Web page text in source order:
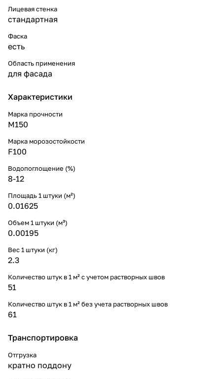
Лицевая стенка
стандартная
Фаска
есть
Область применения
для фасада
Характеристики
Марка прочности
М150
Марка морозостойкости
F100
Водопоглощение (%)
8-12
Площадь 1 штуки (м²)
0.01625
Объем 1 штуки (м³)
0.00195
Вес 1 штуки (кг)
2.3
Количество штук в 1 м² с учетом растворных швов
51
Количество штук в 1 м² без учета растворных швов
61
Транспортировка
Отгрузка
кратно поддону